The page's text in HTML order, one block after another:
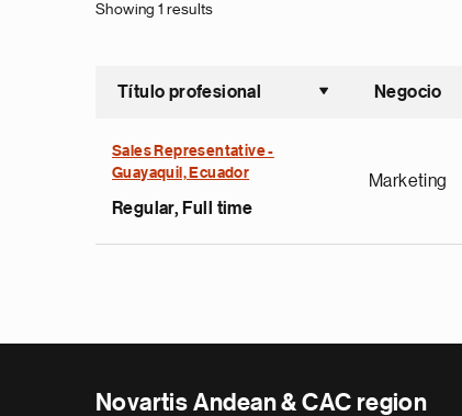
Showing 1 results
Título profesional
Ordenar
Negocio
Sales Representative -
Guayaquil, Ecuador
Regular, Full time
Marketing
Novartis Andean & CAC region